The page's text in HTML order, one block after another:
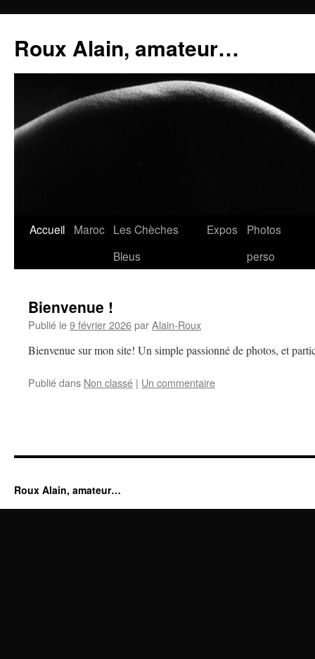
contenu
Roux Alain, amateur…
Accueil Maroc Les Chèches
Bleus
Expos
Photos
perso
Bienvenue !
Publié le9 février 2026parAlain-Roux
Bienvenue sur mon site! Un simple passionné de photos, et
Publié dans Non classé | Un commentaire
Roux Alain, amateur…